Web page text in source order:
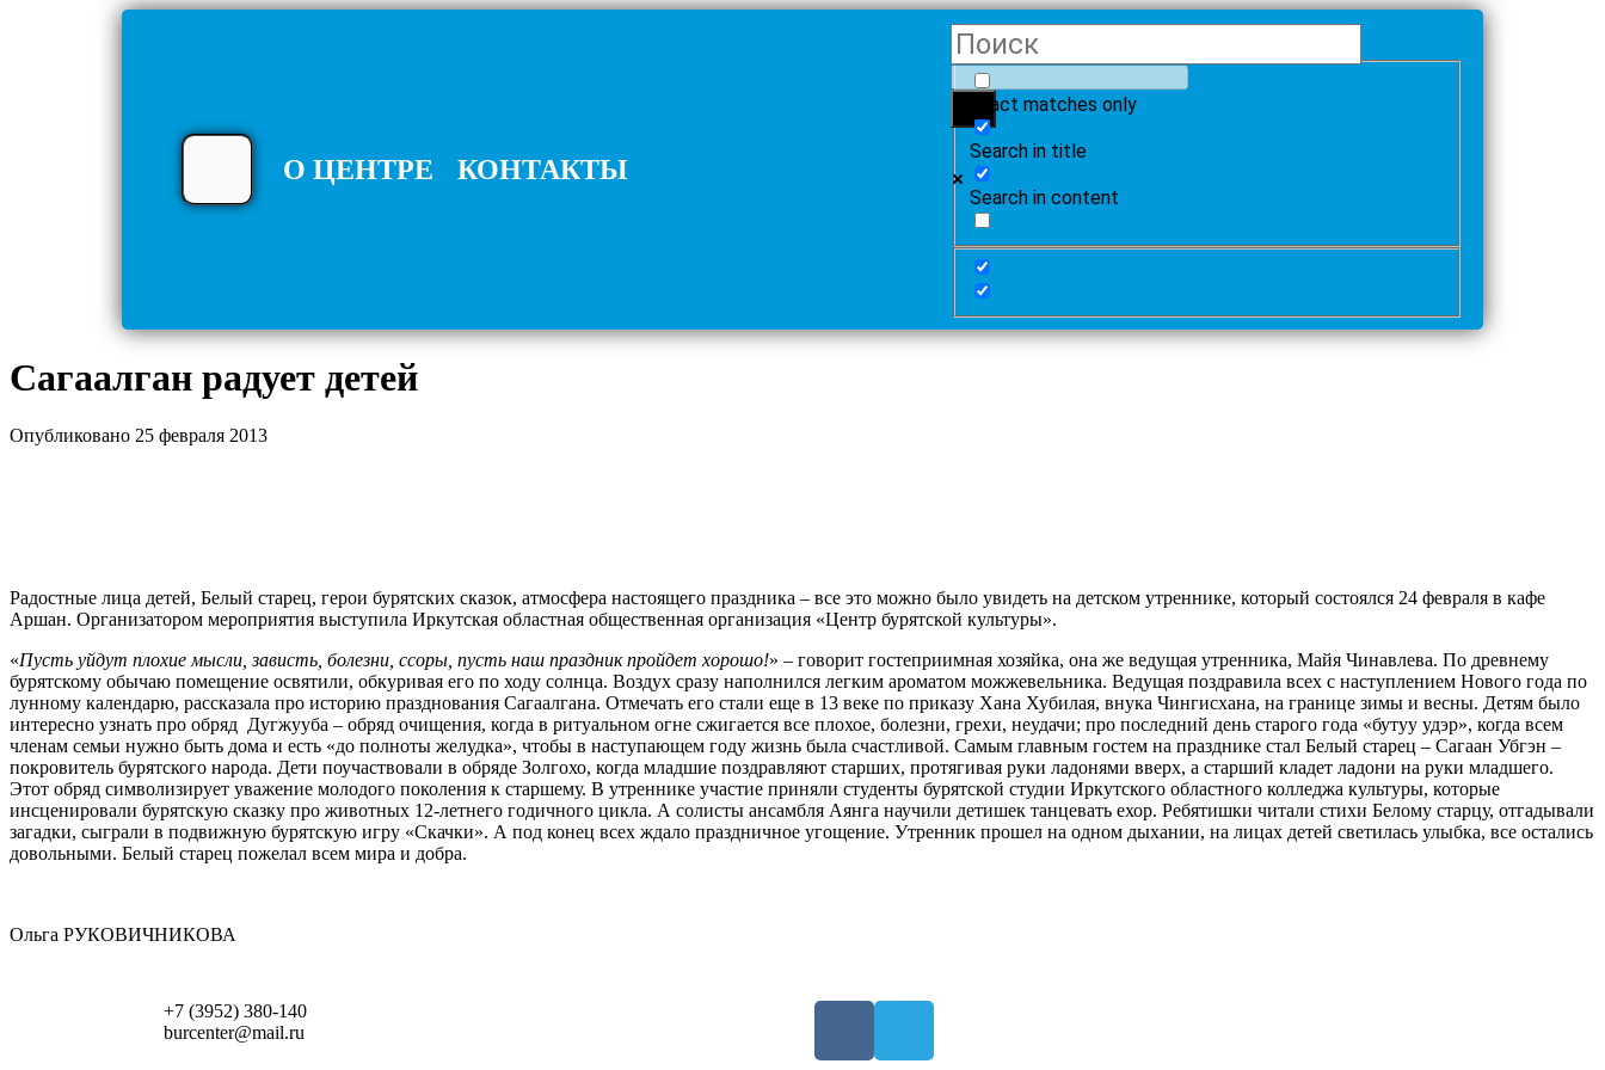
О ЦЕНТРЕ КОНТАКТЫ
Exact matches only
Search in title
Search in content
Сагаалган радует детей
Опубликовано 25 февраля 2013
Радостные лица детей, Белый старец, герои бурятских сказок, атмосфера настоящего праздника – все это можно было увидеть на детском утреннике, который состоялся 24 февраля в кафе
Аршан. Организатором мероприятия выступила Иркутская областная общественная организация «Центр бурятской культуры».
«Пусть уйдут плохие мысли, зависть, болезни, ссоры, пусть наш праздник пройдет хорошо!» – говорит гостеприимная хозяйка, она же ведущая утренника, Майя Чинавлева. По древнему
бурятскому обычаю помещение освятили, обкуривая его по ходу солнца. Воздух сразу наполнился легким ароматом можжевельника. Ведущая поздравила всех с наступлением Нового года по
лунному календарю, рассказала про историю празднования Сагаалгана. Отмечать его стали еще в 13 веке по приказу Хана Хубилая, внука Чингисхана, на границе зимы и весны. Детям было
интересно узнать про обряд Дугжууба – обряд очищения, когда в ритуальном огне сжигается все плохое, болезни, грехи, неудачи; про последний день старого года «бутуу удэр», когда всем
членам семьи нужно быть дома и есть «до полноты желудка», чтобы в наступающем году жизнь была счастливой. Самым главным гостем на празднике стал Белый старец – Сагаан Убгэн –
покровитель бурятского народа. Дети поучаствовали в обряде Золгохо, когда младшие поздравляют старших, протягивая руки ладонями вверх, а старший кладет ладони на руки младшего.
Этот обряд символизирует уважение молодого поколения к старшему. В утреннике участие приняли студенты бурятской студии Иркутского областного колледжа культуры, которые
инсценировали бурятскую сказку про животных 12-летнего годичного цикла. А солисты ансамбля Аянга научили детишек танцевать ехор. Ребятишки читали стихи Белому старцу, отгадывали
загадки, сыграли в подвижную бурятскую игру «Скачки». А под конец всех ждало праздничное угощение. Утренник прошел на одном дыхании, на лицах детей светилась улыбка, все остались
довольными. Белый старец пожелал всем мира и добра.
Ольга РУКОВИЧНИКОВА
+7 (3952) 380-140
burcenter@mail.ru